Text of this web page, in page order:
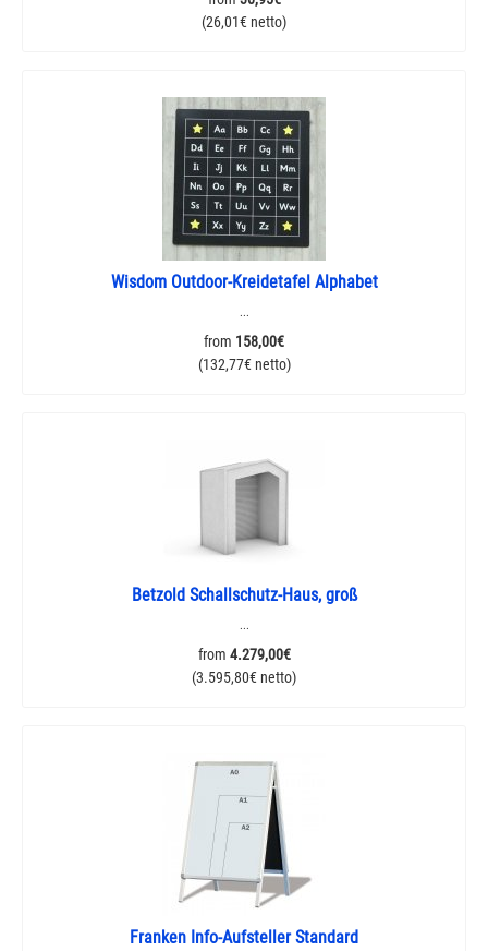
(26,01€ netto)
Wisdom Outdoor-Kreidetafel Alphabet
...
from 158,00€
(132,77€ netto)
Betzold Schallschutz-Haus, groß
...
from 4.279,00€
(3.595,80€ netto)
Franken Info-Aufsteller Standard